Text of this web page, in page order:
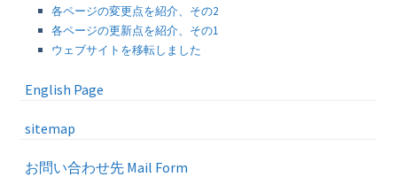
各ページの変更点を紹介、その2
各ページの更新点を紹介、その1
ウェブサイトを移転しました
English Page
sitemap
お問い合わせ先 Mail Form